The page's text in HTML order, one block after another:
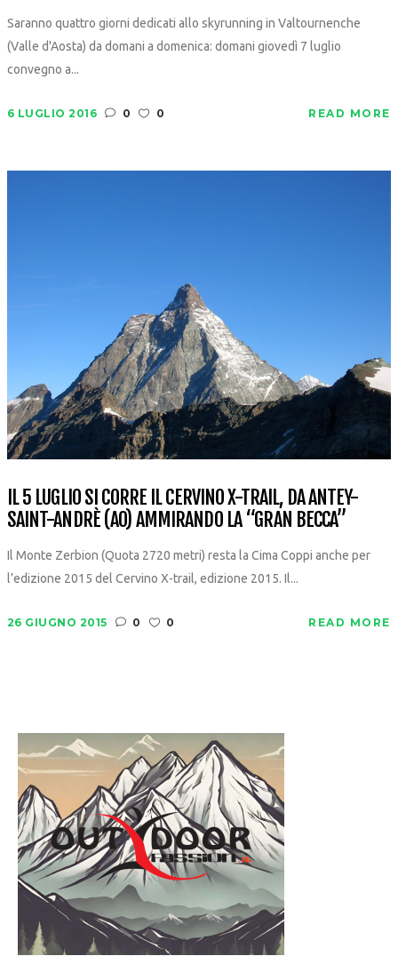
Saranno quattro giorni dedicati allo skyrunning in Valtournenche
(Valle d'Aosta) da domani a domenica: domani giovedì 7 luglio
convegno a...
6 LUGLIO 2016 0 0 READ MORE
IL 5 LUGLIO SI CORRE IL CERVINO X-TRAIL, DA ANTEY-
SAINT-ANDRÈ (AO) AMMIRANDO LA “GRAN BECCA”
Il Monte Zerbion (Quota 2720 metri) resta la Cima Coppi anche per
l’edizione 2015 del Cervino X-trail, edizione 2015. Il...
26 GIUGNO 2015 0 0 READ MORE